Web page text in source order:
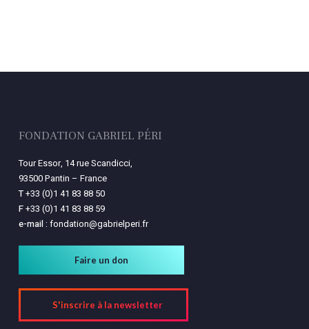
FONDATION GABRIEL PÉRI
Tour Essor, 14 rue Scandicci,
93500 Pantin – France
T+33 (0)1 41 83 88 50
F+33 (0)1 41 83 88 59
e-mail : fondation@gabrielperi.fr
Faire un don
S'inscrire à la newsletter